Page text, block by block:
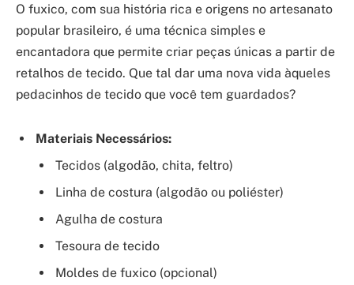
O fuxico, com sua história rica e origens no artesanato
popular brasileiro, é uma técnica simples e
encantadora que permite criar peças únicas a partir de
retalhos de tecido. Que tal dar uma nova vida àqueles
pedacinhos de tecido que você tem guardados?
Materiais Necessários:
Tecidos (algodão, chita, feltro)
Linha de costura (algodão ou poliéster)
Agulha de costura
Tesoura de tecido
Moldes de fuxico (opcional)